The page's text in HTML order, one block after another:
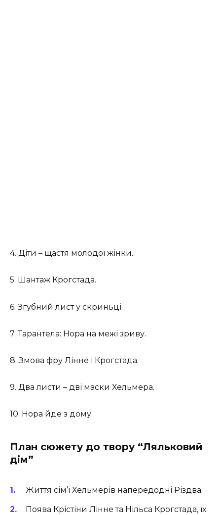
4. Діти – щастя молодої жінки.
5. Шантаж Крогстада.
6. Згубний лист у скриньці.
7. Тарантела: Нора на межі зриву.
8. Змова фру Лінне і Крогстада.
9. Два листи – дві маски Хельмера.
10. Нора йде з дому.
План сюжету до твору “Ляльковий
дім”
Життя сім’ї Хельмерів напередодні Різдва.
Поява Крістіни Лінне та Нільса Крогстада, їх